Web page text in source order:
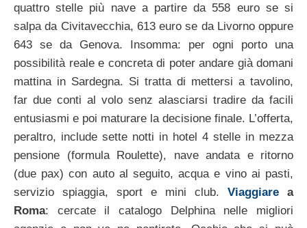
quattro stelle più nave a partire da 558 euro se si
salpa da Civitavecchia, 613 euro se da Livorno oppure
643 se da Genova. Insomma: per ogni porto una
possibilità reale e concreta di poter andare già domani
mattina in Sardegna. Si tratta di mettersi a tavolino,
far due conti al volo senz alasciarsi tradire da facili
entusiasmi e poi maturare la decisione finale. L’offerta,
peraltro, include sette notti in hotel 4 stelle in mezza
pensione (formula Roulette), nave andata e ritorno
(due pax) con auto al seguito, acqua e vino ai pasti,
servizio spiaggia, sport e mini club. Viaggiare a
Roma: cercate il catalogo Delphina nelle migliori